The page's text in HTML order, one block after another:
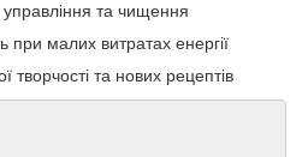
та чищення
при малих витратах енергії
творчості та нових рецептів